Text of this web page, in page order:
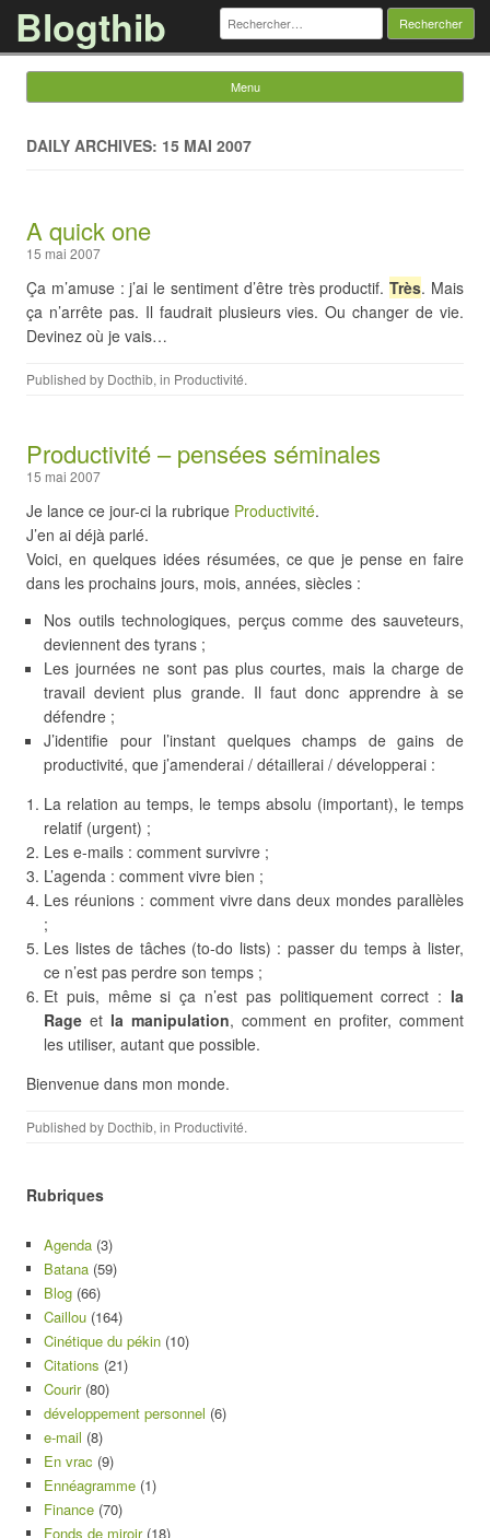
Blogthib Rechercher :
Menu
DAILY ARCHIVES: 15 MAI 2007
A quick one
15 mai 2007
Ça m’amuse : j’ai le sentiment d’être très productif.Très. Mais
ça n’arrête pas. Il faudrait plusieurs vies. Ou changer de vie.
Devinez où je vais…
Published by Docthib, in Productivité.
Productivité – pensées séminales
15 mai 2007
Je lance ce jour-ci la rubrique Productivité.
J’en ai déjà parlé.
Voici, en quelques idées résumées, ce que je pense en faire
dans les prochains jours, mois, années, siècles :
Nos outils technologiques, perçus comme des sauveteurs,
deviennent des tyrans ;
Les journées ne sont pas plus courtes, mais la charge de
travail devient plus grande. Il faut donc apprendre à se
défendre ;
J’identifie pour l’instant quelques champs de gains de
productivité, que j’amenderai / détaillerai / développerai :
La relation au temps, le temps absolu (important), le temps
relatif (urgent) ;
Les e-mails : comment survivre ;
L’agenda : comment vivre bien ;
Les réunions : comment vivre dans deux mondes parallèles
;
Les listes de tâches (to-do lists) : passer du temps à lister,
ce n’est pas perdre son temps ;
Et puis, même si ça n’est pas politiquement correct : la
Rage et la manipulation, comment en profiter, comment
les utiliser, autant que possible.
Bienvenue dans mon monde.
Published by Docthib, in Productivité.
Rubriques
Agenda (3)
Batana (59)
Blog (66)
Caillou (164)
Cinétique du pékin (10)
Citations (21)
Courir(80)
développement personnel (6)
e-mail (8)
En vrac (9)
Ennéagramme (1)
Finance (70)
Fonds de miroir(18)